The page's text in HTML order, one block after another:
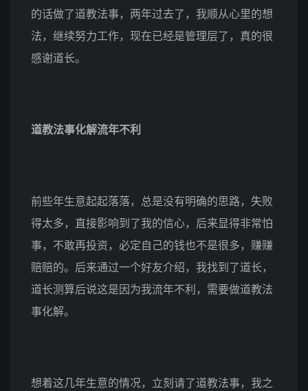
的话做了道教法事，两年过去了，我顺从心里的想
法，继续努力工作，现在已经是管理层了，真的很
感谢道长。
道教法事化解流年不利
前些年生意起起落落，总是没有明确的思路，失败
得太多，直接影响到了我的信心，后来显得非常怕
事，不敢再投资，必定自己的钱也不是很多，赚赚
赔赔的。后来通过一个好友介绍，我找到了道长，
道长测算后说这是因为我流年不利，需要做道教法
事化解。
想着这几年生意的情况，立刻请了道教法事，我之